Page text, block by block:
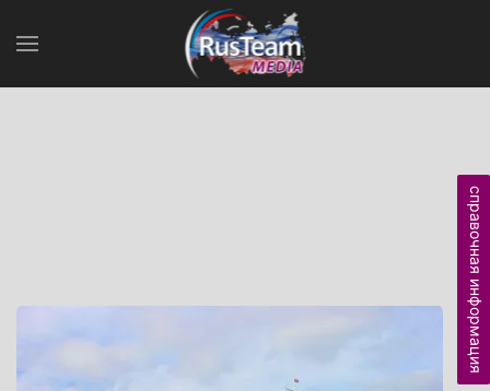
справочная информация